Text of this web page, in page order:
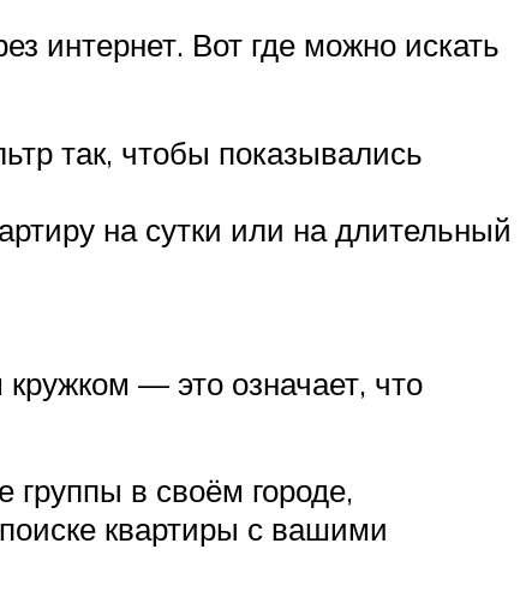
интернет. Вот где можно искать
так, чтобы показывались
на сутки или на длительный
— это означает, что
группы в своём городе,
квартиры с вашими